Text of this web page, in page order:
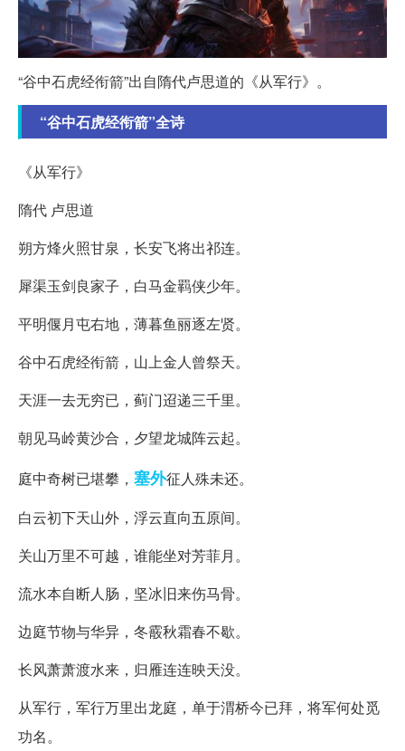
“谷中石虎经衔箭”出自隋代卢思道的《从军行》。
“谷中石虎经衔箭”全诗
《从军行》
隋代 卢思道
朔方烽火照甘泉，长安飞将出祁连。
犀渠玉剑良家子，白马金羁侠少年。
平明偃月屯右地，薄暮鱼丽逐左贤。
谷中石虎经衔箭，山上金人曾祭天。
天涯一去无穷已，蓟门迢递三千里。
朝见马岭黄沙合，夕望龙城阵云起。
庭中奇树已堪攀， 塞外征人殊未还。
白云初下天山外，浮云直向五原间。
关山万里不可越，谁能坐对芳菲月。
流水本自断人肠，坚冰旧来伤马骨。
边庭节物与华异，冬霰秋霜春不歇。
长风萧萧渡水来，归雁连连映天没。
从军行，军行万里出龙庭，单于渭桥今已拜，将军何处觅
功名。